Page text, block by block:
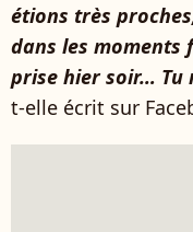
étions très
dans les moments
prise hier soir… Tu
t-elle écrit sur